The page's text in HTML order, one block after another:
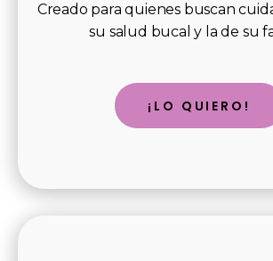
Creado para quienes buscan
su salud bucal y la de su
¡LO QUIERO!